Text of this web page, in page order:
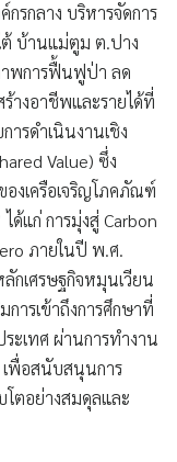
รกลาง บริหารจัดการ
ต้ บ้านแม่ตูม ต.ปาง
าพการฟื้นฟูป่า ลด
างอาชีพและรายได้ที่
รดำเนินงานเชิง
Value) ซึ่ง
งเครือเจริญโภคภัณฑ์
ด้แก่ การมุ่งสู่ Carbon
ภายในปี พ.ศ.
กเศรษฐกิจหมุนเวียน
การเข้าถึงการศึกษาที่
ะเทศ ผ่านการทำงาน
เพื่อสนับสนุนการ
ตอย่างสมดุลและ